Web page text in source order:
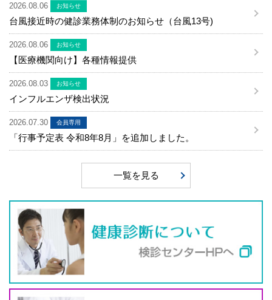
2026.08.06 お知らせ
台風接近時の健診業務体制のお知らせ（台風13号)
2026.08.06 お知らせ
【医療機関向け】各種情報提供
2026.08.03 お知らせ
インフルエンザ検出状況
2026.07.30 会員専用
「行事予定表 令和8年8月」を追加しました。
一覧を見る